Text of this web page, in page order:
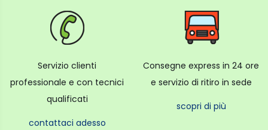
Servizio clienti
professionale e con tecnici
qualificati
contattaci adesso
Consegne express in 24 ore
e servizio di ritiro in sede
scopri di più